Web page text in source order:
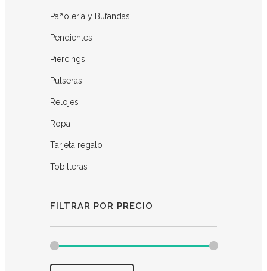
Pañolería y Bufandas
Pendientes
Piercings
Pulseras
Relojes
Ropa
Tarjeta regalo
Tobilleras
FILTRAR POR PRECIO